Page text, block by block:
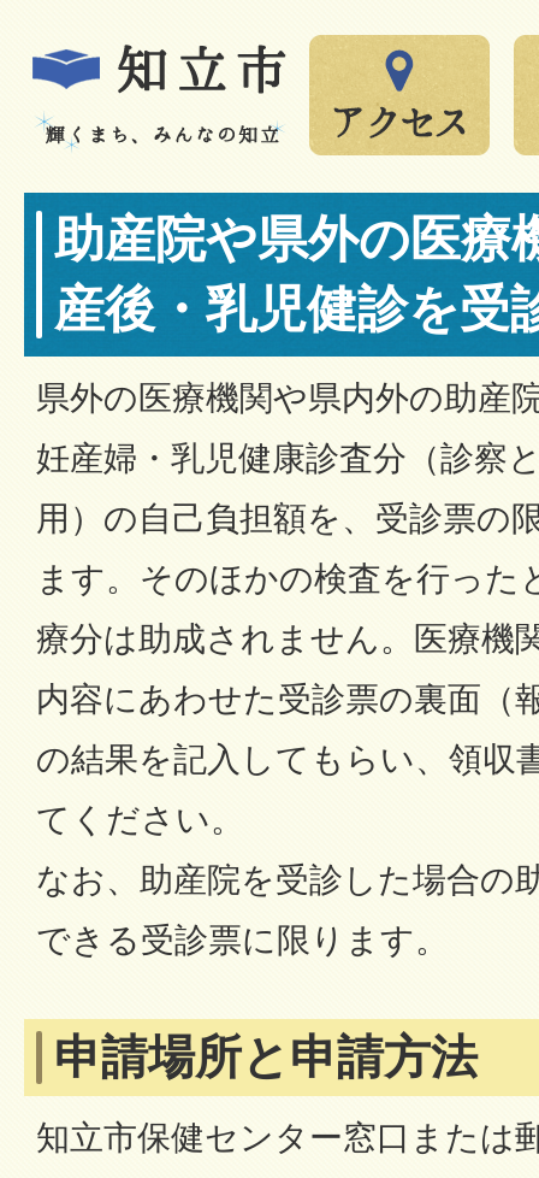
助産院や県外の医療
産後・乳児健診を受
県外の医療機関や県内外の助産
妊産婦・乳児健康診査分（診察
用）の自己負担額を、受診票の
ます。そのほかの検査を行った
療分は助成されません。医療機
内容にあわせた受診票の裏面（
の結果を記入してもらい、領収
てください。
なお、助産院を受診した場合の
できる受診票に限ります。
申請場所と申請方法
知立市保健センター窓口または